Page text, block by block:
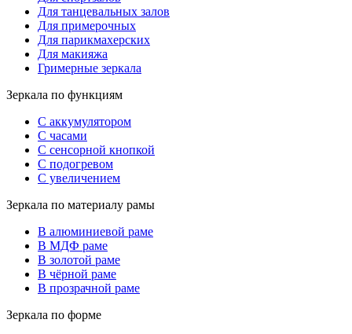
Для танцевальных залов
Для примерочных
Для парикмахерских
Для макияжа
Гримерные зеркала
Зеркала по функциям
С аккумулятором
С часами
С сенсорной кнопкой
С подогревом
С увеличением
Зеркала по материалу рамы
В алюминиевой раме
В МДФ раме
В золотой раме
В чёрной раме
В прозрачной раме
Зеркала по форме